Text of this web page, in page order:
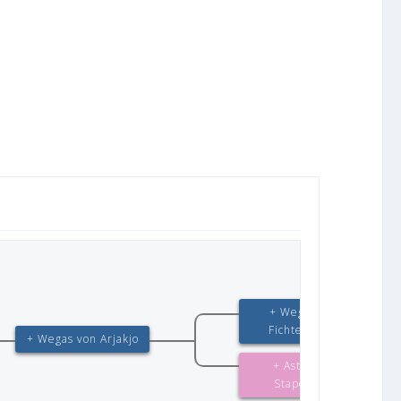
+ Wegas von Arjakjo
+ Wegas vom
Fichtenschlag
+ Astrid von
Stapelmoor